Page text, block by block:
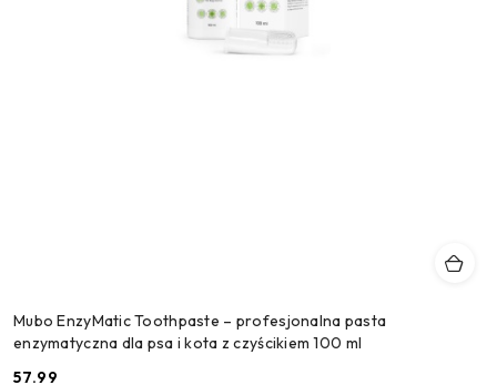
Mubo EnzyMatic Toothpaste – profesjonalna pasta
enzymatyczna dla psa i kota z czyścikiem 100 ml
57.99